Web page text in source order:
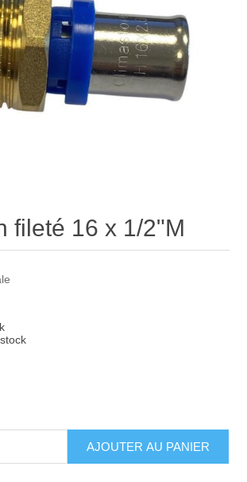
fileté 16 x 1/2"M